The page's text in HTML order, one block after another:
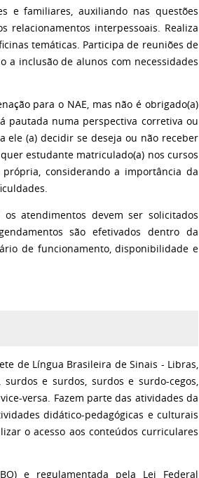
e familiares, auxiliando nas questões
relacionamentos interpessoais. Realiza
temáticas. Participa de reuniões de
a inclusão de alunos com necessidades
para o NAE, mas não é obrigado(a)
pautada numa perspectiva corretiva ou
ele (a) decidir se deseja ou não receber
estudante matriculado(a) nos cursos
considerando a importância da
atendimentos devem ser solicitados
são efetivados dentro da
de funcionamento, disponibilidade e
de Língua Brasileira de Sinais - Libras,
e surdos, surdos e surdo-cegos,
versa. Fazem parte das atividades da
didático-pedagógicas e culturais
o acesso aos conteúdos curriculares
e regulamentada pela Lei Federal